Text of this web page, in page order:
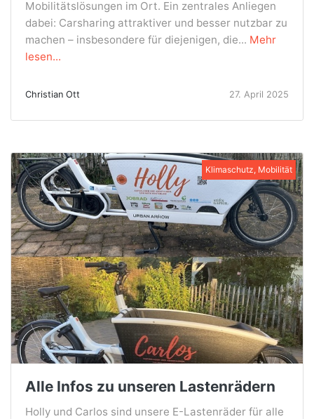
Mobilitätslösungen im Ort. Ein zentrales Anliegen
dabei: Carsharing attraktiver und besser nutzbar zu
machen – insbesondere für diejenigen, die... Mehr
lesen...
Christian Ott 27. April 2025
Klimaschutz, Mobilität
Alle Infos zu unseren Lastenrädern
Holly und Carlos sind unsere E-Lastenräder für alle